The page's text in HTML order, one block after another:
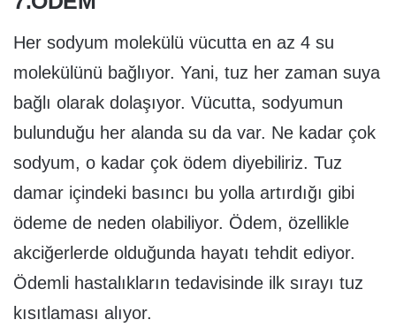
Her sodyum molekülü vücutta en az 4 su
molekülünü bağlıyor. Yani, tuz her zaman suya
bağlı olarak dolaşıyor. Vücutta, sodyumun
bulunduğu her alanda su da var. Ne kadar çok
sodyum, o kadar çok ödem diyebiliriz. Tuz
damar içindeki basıncı bu yolla artırdığı gibi
ödeme de neden olabiliyor. Ödem, özellikle
akciğerlerde olduğunda hayatı tehdit ediyor.
Ödemli hastalıkların tedavisinde ilk sırayı tuz
kısıtlaması alıyor.